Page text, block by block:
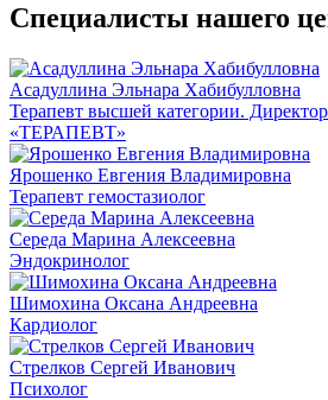
Специалисты нашего
Асадуллина Эльнара Хабибулловна
Терапевт высшей категории.
«ТЕРАПЕВТ»
Ярошенко Евгения Владимировна
Терапевт гемостазиолог
Середа Марина Алексеевна
Эндокринолог
Шимохина Оксана Андреевна
Кардиолог
Стрелков Сергей Иванович
Психолог